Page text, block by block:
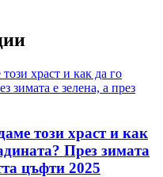
този храст и как
През зимата
цъфти 2025